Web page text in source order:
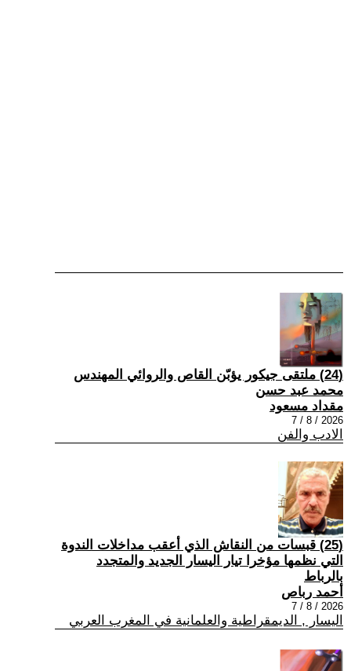
(24) ملتقى جيكور يؤبّن القاص والروائي المهندس
محمد عبد حسن
مقداد مسعود
2026 / 8 / 7
الادب والفن
(25) قبسات من النقاش الذي أعقب مداخلات الندوة
التي نظمها مؤخرا تيار اليسار الجديد والمتجدد
بالرباط
أحمد رباص
2026 / 8 / 7
اليسار , الديمقراطية والعلمانية في المغرب العربي